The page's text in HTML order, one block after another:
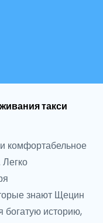
такси
комфортабельное
знают Щецин
богатую историю,